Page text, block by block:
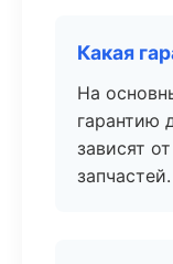
Какая
На
гарантию
зависят
запчастей.